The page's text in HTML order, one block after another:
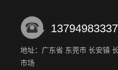
13794983337
地址：广东省 东莞市 长安镇
市场